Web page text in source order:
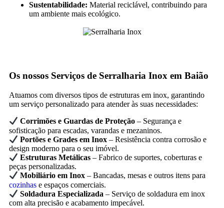
Sustentabilidade: Material reciclável, contribuindo para
um ambiente mais ecológico.
Os nossos Serviços de Serralharia Inox em Baião
Atuamos com diversos tipos de estruturas em inox, garantindo
um serviço personalizado para atender às suas necessidades:
Corrimões e Guardas de Proteção – Segurança e
sofisticação para escadas, varandas e mezaninos.
Portões e Grades em Inox – Resistência contra corrosão e
design moderno para o seu imóvel.
Estruturas Metálicas – Fabrico de suportes, coberturas e
peças personalizadas.
Mobiliário em Inox – Bancadas, mesas e outros itens para
cozinhas e espaços comerciais.
Soldadura Especializada – Serviço de soldadura em inox
com alta precisão e acabamento impecável.